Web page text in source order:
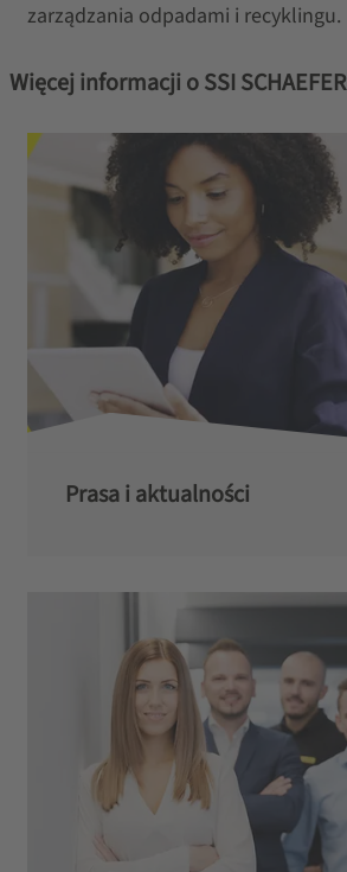
zarządzania odpadami i recyklingu.
Więcej informacji o SSI SCHAEFER
Prasa i aktualności